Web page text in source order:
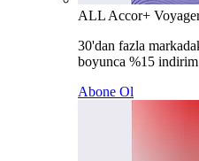
ALL Accor+
30'dan fazla
boyunca %15
Abone Ol